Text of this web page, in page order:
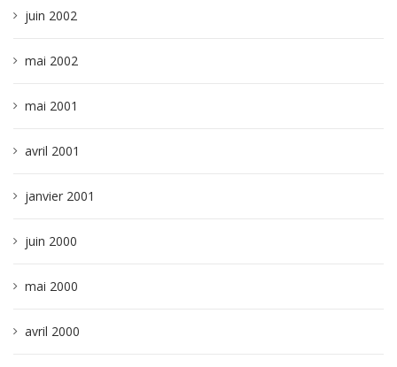
juin 2002
mai 2002
mai 2001
avril 2001
janvier 2001
juin 2000
mai 2000
avril 2000